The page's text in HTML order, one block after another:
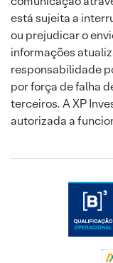
está sujeita a
ou prejudicar o
informações
responsabilidade
por força de falha
terceiros. A XP
autorizada a